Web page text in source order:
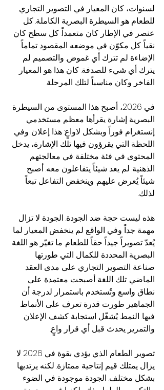
لسنوات، كان المعيار في التصوير التجاري
للطعام هو السيطرة البصرية الكاملة. كل
عنصر في الإطار كان متعمداً. كل سطح كان
نقياً. كل مكوّن في موضعه المقصود تماماً.
الإضاءة لم تترك أي غموض. والتصميم لم
يترك أي شيء للصدفة. كان هذا هو المعيار
الفاخر وكان مناسباً لتلك المرحلة.
في 2026، أصبح هذا المستوى من السيطرة
البصرية إشارة يقرأها معظم مستخدمي
إنستغرام فوراً وبشكل لاواعٍ: هذا إعلان. وفي
اللحظة التي يقرؤون فيها تلك الإشارة، يدخل
المحتوى في فئة مختلفة في معالجتهم
الذهنية. لم يعد شيئاً يتفاعلون معه. أصبح
شيئاً يُعرض عليهم. وينخفض التفاعل تبعاً
لذلك.
هذه ليست حجة ضد الجودة. الجودة لا تزال
مهمة جداً وفي الواقع لم ينخفض المعيار لما
يُعدّ تصويراً جيداً حقاً للطعام. ما تغيّر هو اللغة
البصرية المحددة للكمال التي طورتها
صناعة التصوير التجاري على مدى العقد
الماضي. تلك اللغة أصبحت معتمدة على
نطاق واسع وتُستخدم باستمرار لدرجة أن
الجماهير طورت قدرة تعرف على الأنماط
فيها. النمط يُشغّل استجابة كشف الإعلان.
والتمرير يحدث قبل أي قرار واعٍ.
تصوير الطعام الذي يؤدي بقوة في 2026 لا
يزال يمتلك قيم إنتاجية ممتازة. لكنه يرتديها
بشكل مختلف. الجودة موجودة في الضوء